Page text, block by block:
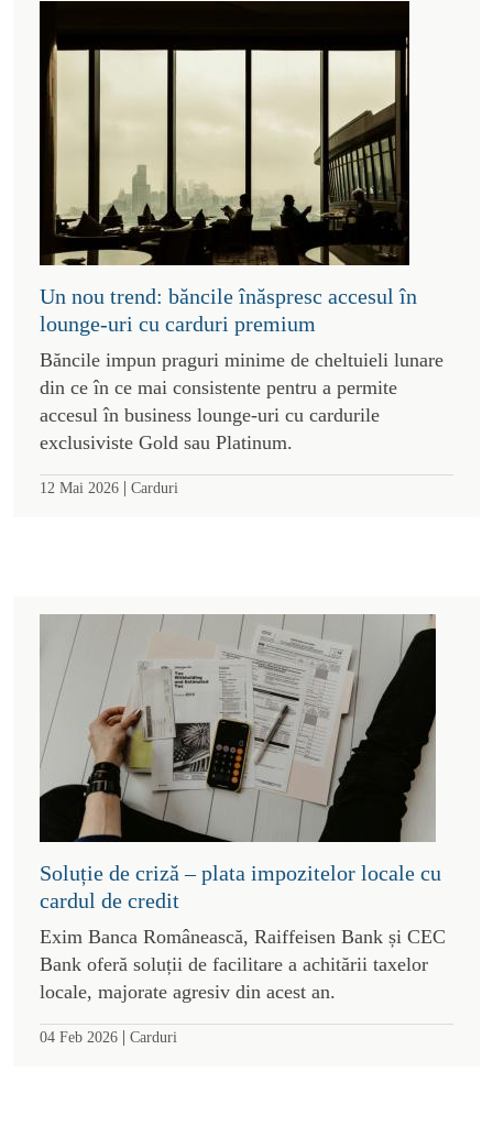
Un nou trend: băncile înăspresc accesul în
lounge-uri cu carduri premium
Băncile impun praguri minime de cheltuieli lunare
din ce în ce mai consistente pentru a permite
accesul în business lounge-uri cu cardurile
exclusiviste Gold sau Platinum.
12 Mai 2026 | Carduri
Soluție de criză – plata impozitelor locale cu
cardul de credit
Exim Banca Românească, Raiffeisen Bank și CEC
Bank oferă soluții de facilitare a achitării taxelor
locale, majorate agresiv din acest an.
04 Feb 2026 | Carduri